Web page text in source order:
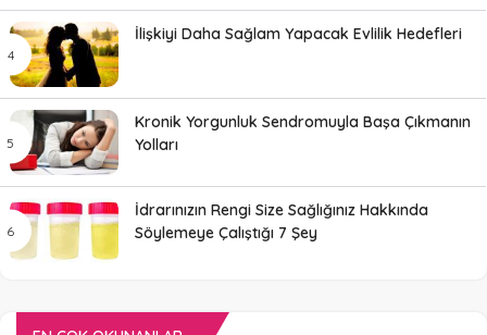
İlişkiyi Daha Sağlam Yapacak Evlilik Hedefleri
Kronik Yorgunluk Sendromuyla Başa Çıkmanın
Yolları
İdrarınızın Rengi Size Sağlığınız Hakkında
Söylemeye Çalıştığı 7 Şey